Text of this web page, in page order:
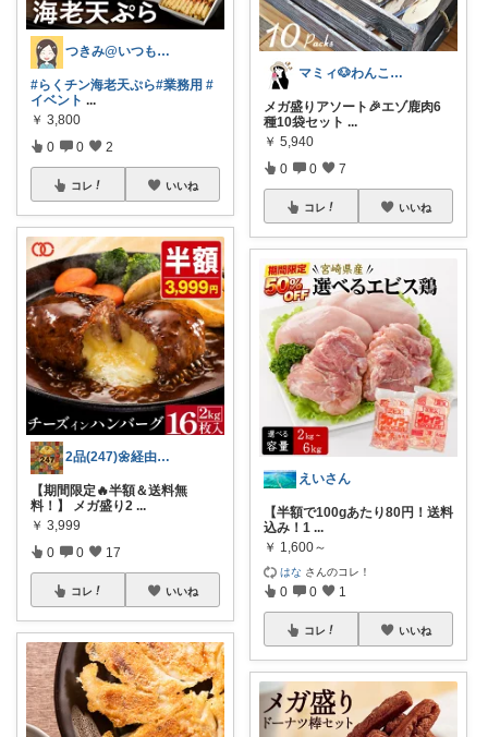
つきみ@いつもありがとうございます🙏
#らくチン海老天ぷら#業務用 #
イベント ...
￥ 3,800
0 0 2
コレ いいね
2品(247)🌼経由購入感謝です🌼
【期間限定🔥半額＆送料無
料！】 メガ盛り2 ...
￥ 3,999
0 0 17
コレ いいね
マミィ🐶わんこと暮らす｜お得情報係
メガ盛りアソート🎉エゾ鹿肉6
種10袋セット ...
￥ 5,940
0 0 7
コレ いいね
えいさん
【半額で100gあたり80円！送料
込み！1 ...
￥ 1,600～
はな さんのコレ！
0 0 1
コレ いいね